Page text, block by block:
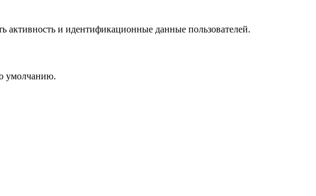
активность и идентификационные данные пользователей.
умолчанию.